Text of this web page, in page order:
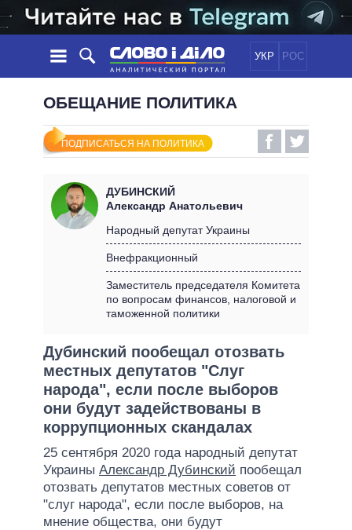
УКР РОС
НОВОСТИ
ЛЕНТА
СОБЫТИЯ
СТАТЬИ
МНЕНИЯ
ОБЗОРЫ
ДАЙДЖЕСТЫ
ПОЛИТИКА
ЭКОНОМИКА
МИР
ОБЕЩАНИЯ
ВСЕ ПОЛИТИКИ
ПРЕЗИДЕНТ И ОФИС
КАБИНЕТ МИНИСТРОВ
ГЛАВЫ ОБЛАДМИНИСТРАЦИЙ
ИНФОГРАФИКА
ВИДЕО
ПОДДЕРЖАТЬ
СРАВНЕНИЕ ПОЛИТИКОВ
ОБЕЩАНИЕ ПОЛИТИКА
ПОДПИСАТЬСЯ НА ПОЛИТИКА
ДУБИНСКИЙ
Александр Анатольевич
Народный депутат Украины
Внефракционный
Заместитель председателя Комитета
по вопросам финансов, налоговой и
таможенной политики
Дубинский пообещал отозвать
местных депутатов "Слуг
народа", если после выборов
они будут задействованы в
коррупционных скандалах
25 сентября 2020 года народный депутат
Украины Александр Дубинский пообещал
отозвать депутатов местных советов от
"слуг народа", если после выборов, на
мнение общества, они будут